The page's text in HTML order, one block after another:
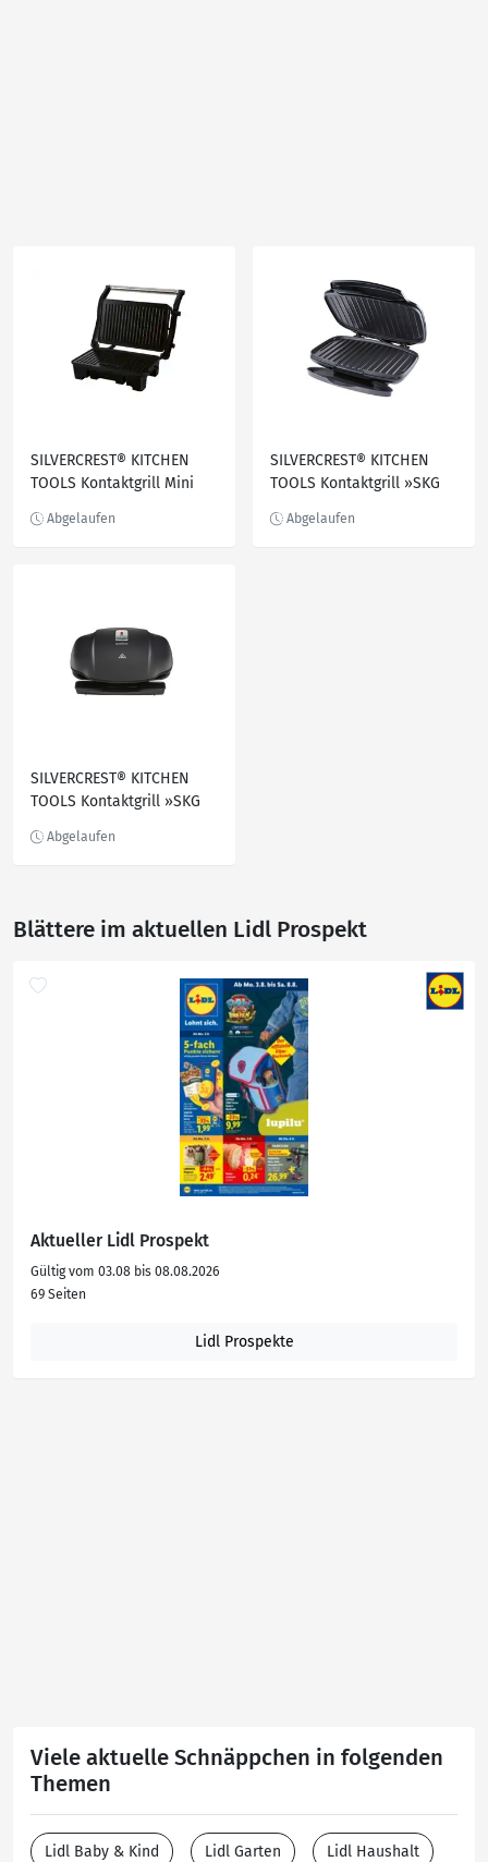
SILVERCREST® KITCHEN
TOOLS Kontaktgrill Mini
SILVERCREST® KITCHEN
TOOLS Kontaktgrill »SKG
Antihaftbeschichtung
SILVERCREST® KITCHEN
TOOLS Kontaktgrill »SKG
Blättere im aktuellen Lidl Prospekt
Aktueller Lidl Prospekt
Gültig vom 03.08 bis 08.08.2026
69 Seiten
Lidl Prospekte
Viele aktuelle Schnäppchen in folgenden
Themen
Lidl Baby & Kind Lidl Garten Lidl Haushalt